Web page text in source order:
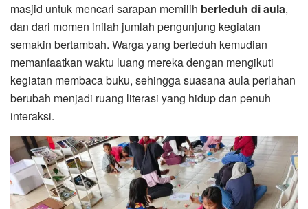
masjid untuk mencari sarapan memilih berteduh di aula,
dan dari momen inilah jumlah pengunjung kegiatan
semakin bertambah. Warga yang berteduh kemudian
memanfaatkan waktu luang mereka dengan mengikuti
kegiatan membaca buku, sehingga suasana aula perlahan
berubah menjadi ruang literasi yang hidup dan penuh
interaksi.